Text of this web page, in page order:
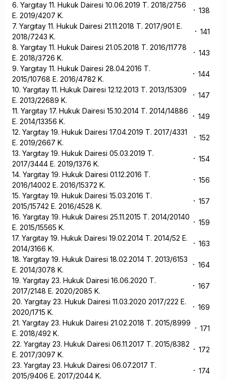
6. Yargıtay 11. Hukuk Dairesi 10.06.2019 T. 2018/2756
E. 2019/4207 K.
138
7. Yargıtay 11. Hukuk Dairesi 21.11.2018 T. 2017/901 E.
2018/7243 K.
141
8. Yargıtay 11. Hukuk Dairesi 21.05.2018 T. 2016/11778
E. 2018/3726 K.
143
9. Yargıtay 11. Hukuk Dairesi 28.04.2016 T.
2015/10768 E. 2016/4782 K.
144
10. Yargıtay 11. Hukuk Dairesi 12.12.2013 T. 2013/15309
E. 2013/22689 K.
147
11. Yargıtay 17. Hukuk Dairesi 15.10.2014 T. 2014/14886
E. 2014/13356 K.
149
12. Yargıtay 19. Hukuk Dairesi 17.04.2019 T. 2017/4331
E. 2019/2667 K.
152
13. Yargıtay 19. Hukuk Dairesi 05.03.2019 T.
2017/3444 E. 2019/1376 K.
154
14. Yargıtay 19. Hukuk Dairesi 01.12.2016 T.
2016/14002 E. 2016/15372 K.
156
15. Yargıtay 19. Hukuk Dairesi 15.03.2016 T.
2015/15742 E. 2016/4528 K.
157
16. Yargıtay 19. Hukuk Dairesi 25.11.2015 T. 2014/20140
E. 2015/15565 K.
159
17. Yargıtay 19. Hukuk Dairesi 19.02.2014 T. 2014/52 E.
2014/3166 K.
163
18. Yargıtay 19. Hukuk Dairesi 18.02.2014 T. 2013/6153
E. 2014/3078 K.
164
19. Yargıtay 23. Hukuk Dairesi 16.06.2020 T.
2017/2148 E. 2020/2085 K.
167
20. Yargıtay 23. Hukuk Dairesi 11.03.2020 2017/222 E.
2020/1715 K.
169
21. Yargıtay 23. Hukuk Dairesi 21.02.2018 T. 2015/8999
E. 2018/492 K.
171
22. Yargıtay 23. Hukuk Dairesi 06.11.2017 T. 2015/8382
E. 2017/3097 K.
172
23. Yargıtay 23. Hukuk Dairesi 06.07.2017 T.
2015/9406 E. 2017/2044 K.
174